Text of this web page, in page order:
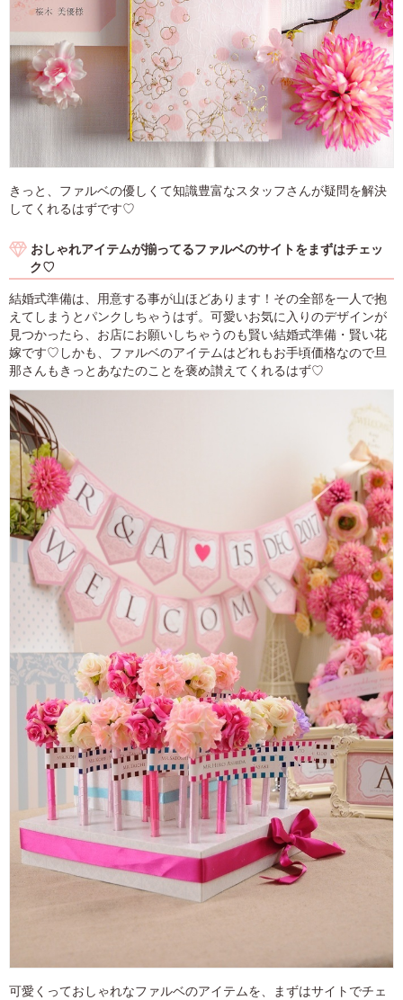
きっと、ファルベの優しくて知識豊富なスタッフさんが疑問を解決
してくれるはずです♡
おしゃれアイテムが揃ってるファルベのサイトをまずはチェッ
ク♡
結婚式準備は、用意する事が山ほどあります！その全部を一人で抱
えてしまうとパンクしちゃうはず。可愛いお気に入りのデザインが
見つかったら、お店にお願いしちゃうのも賢い結婚式準備・賢い花
嫁です♡しかも、ファルベのアイテムはどれもお手頃価格なので旦
那さんもきっとあなたのことを褒め讃えてくれるはず♡
可愛くっておしゃれなファルベのアイテムを、まずはサイトでチェ